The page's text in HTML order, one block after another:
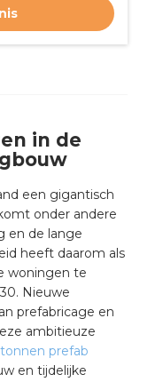
in de
een gigantisch
onder andere
en de lange
heeft daarom als
woningen te
Nieuwe
prefabricage en
ambitieuze
prefab
en tijdelijke